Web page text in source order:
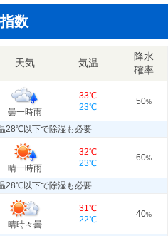
数
天気 気温
降水
確率
曇一時雨
33℃
23℃
50%
28℃以下で除湿も必要
晴一時雨
32℃
23℃
60%
28℃以下で除湿も必要
晴時々曇
31℃
22℃
40%